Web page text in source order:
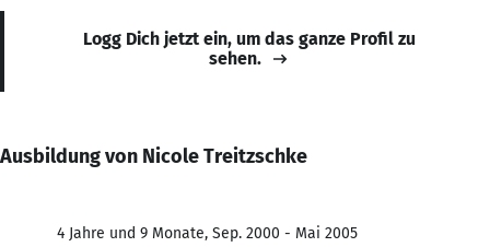
Logg Dich jetzt ein, um das ganze Profil zu
sehen.
Ausbildung von Nicole Treitzschke
4 Jahre und 9 Monate, Sep. 2000 - Mai 2005